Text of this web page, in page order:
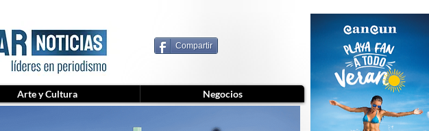
Compartir
Arte y Cultura Negocios